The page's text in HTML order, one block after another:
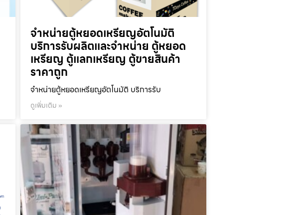
จำหน่ายตู้หยอดเหรียญ​อัตโนมัติ
บริการรับผลิตและจำหน่าย ตู้หยอด
เหรียญ ตู้แลกเหรียญ ตู้ขายสินค้า
ราคาถูก
จำหน่ายตู้หยอดเหรียญ​อัตโนมัติ บริการรับ
ดูเพิ่มเติม »